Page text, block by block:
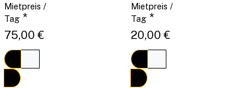
Mietpreis /
Tag *
75,00 €
Mietpreis /
Tag *
20,00 €